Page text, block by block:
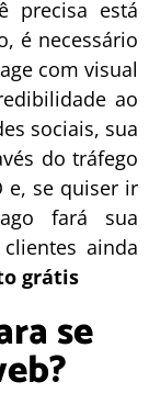
precisa está
é necessário
com visual
ao
sociais, sua
do tráfego
e, se quiser ir
fará sua
ainda
grátis
se